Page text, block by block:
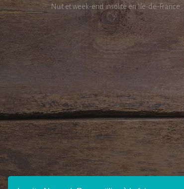
Nuit et week-end insolite en Ile-de-France